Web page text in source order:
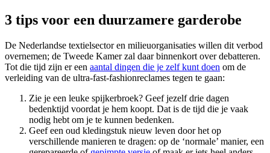
3 tips voor een duurzamere garderobe
De Nederlandse textielsector en milieuorganisaties willen dit verbod
overnemen; de Tweede Kamer zal daar binnenkort over debatteren.
Tot die tijd zijn er een aantal dingen die je zelf kunt doen om de
verleiding van de ultra-fast-fashionreclames tegen te gaan:
Zie je een leuke spijkerbroek? Geef jezelf drie dagen
bedenktijd voordat je hem koopt. Dat is de tijd die je vaak
nodig hebt om je te kunnen bedenken.
Geef een oud kledingstuk nieuw leven door het op
verschillende manieren te dragen: op de ‘normale’ manier, een